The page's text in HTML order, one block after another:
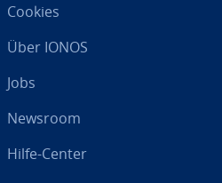
Cookies
Über IONOS
Jobs
Newsroom
Hilfe-Center